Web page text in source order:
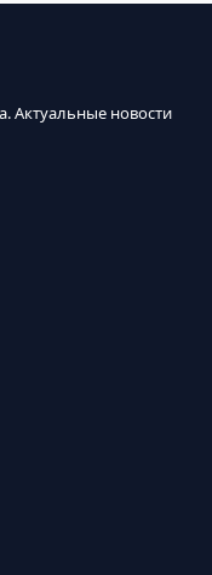
Актуальные новости